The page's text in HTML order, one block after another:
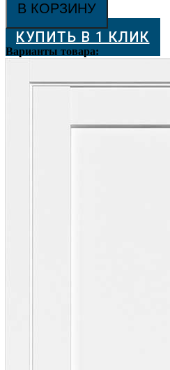
105U
cветло-
серый
В КОРЗИНУ
КУПИТЬ В 1 КЛИК
Варианты товара: